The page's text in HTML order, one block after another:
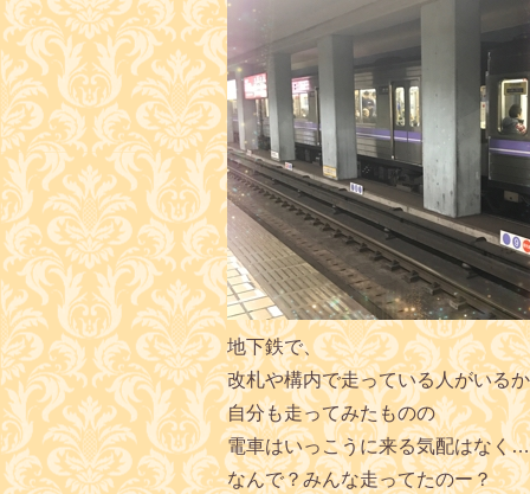
地下鉄で、
改札や構内で走っている人がいる
自分も走ってみたものの
電車はいっこうに来る気配はなく…
なんで？みんな走ってたのー？